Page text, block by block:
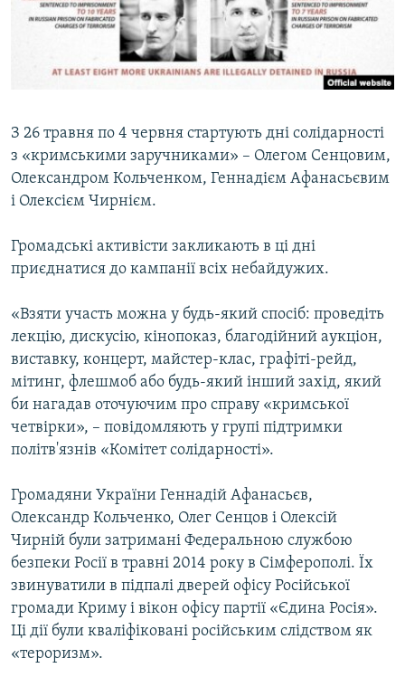
ВІДЕОУРОКИ «ELIFBE»
СВІДЧЕННЯ ОКУПАЦІЇ
Русский
Qırımtatar
Усі сайти RFE/RL
З 26 травня по 4 червня стартують дні солідарності
з «кримськими заручниками» – Олегом Сенцовим,
Олександром Кольченком, Геннадієм Афанасьєвим
і Олексієм Чирнієм.
Громадські активісти закликають в ці дні
приєднатися до кампанії всіх небайдужих.
«Взяти участь можна у будь-який спосіб: проведіть
лекцію, дискусію, кінопоказ, благодійний аукціон,
виставку, концерт, майстер-клас, графіті-рейд,
мітинг, флешмоб або будь-який інший захід, який
би нагадав оточуючим про справу «кримської
четвірки», – повідомляють у групі підтримки
політв'язнів «Комітет солідарності».
Громадяни України Геннадій Афанасьєв,
Олександр Кольченко, Олег Сенцов і Олексій
Чирній були затримані Федеральною службою
безпеки Росії в травні 2014 року в Сімферополі. Їх
звинуватили в підпалі дверей офісу Російської
громади Криму і вікон офісу партії «Єдина Росія».
Ці дії були кваліфіковані російським слідством як
«тероризм».